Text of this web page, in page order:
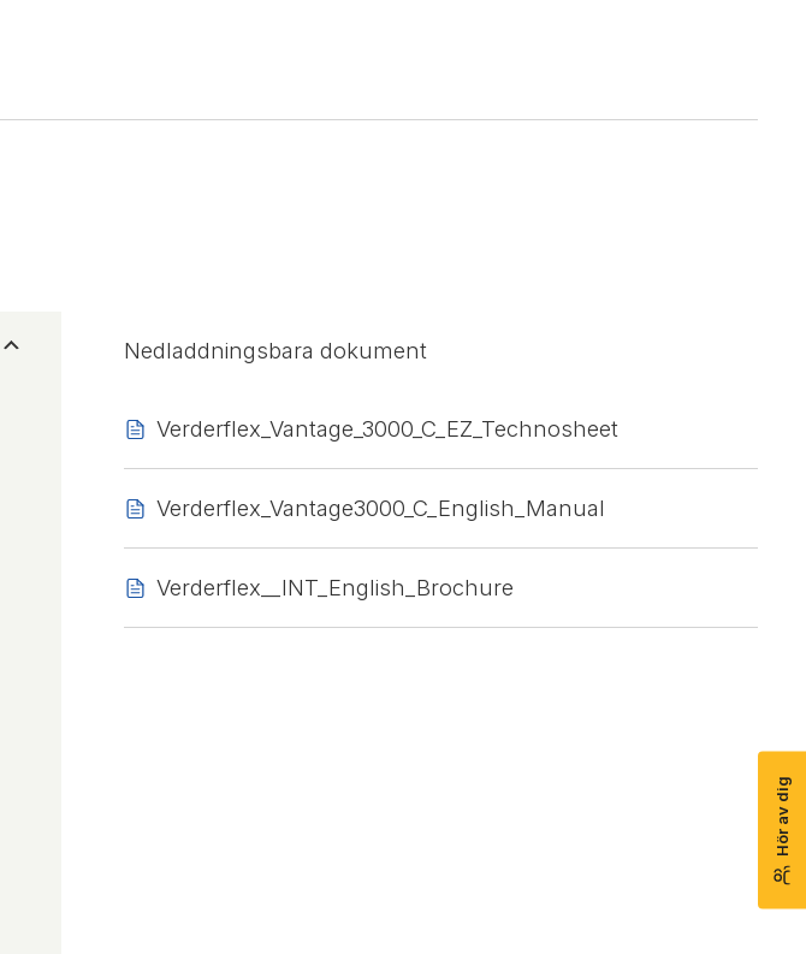
Hör av dig
Nedladdningsbara dokument
Verderflex_Vantage_3000_C_EZ_Technosheet
Verderflex_Vantage3000_C_English_Manual
Verderflex__INT_English_Brochure